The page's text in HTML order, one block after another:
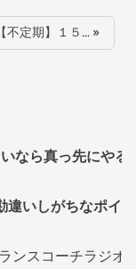
【不定期】１５… »
なら真っ先にやる
違いしがちなポイ
ンスコーチラジオ